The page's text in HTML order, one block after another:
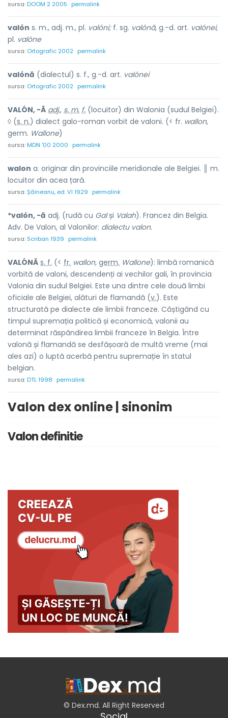
sursa:DOOM 2 2005 permalink
valón s. m., adj. m., pl. valóni;f. sg. valónă, g.-d. art. valónei,
pl. valóne
sursa: Ortografic 2002 permalink
valónă (dialectul) s. f., g.-d. art. valónei
sursa: Ortografic 2002 permalink
VALÓN, -Ă adj., s. m. f. (locuitor) din Walonia (sudul Belgiei).
◊ (s. n.) dialect galo-roman vorbit de valoni. (< fr. wallon,
germ. Wallone)
sursa:MDN '00 2000 permalink
walon a. originar din provinciile meridionale ale Belgiei. ║ m.
locuitor din acea țară.
sursa:Șăineanu, ed. VI 1929 permalink
*valón, -ă adj. (rudă cu Galși Valah). Francez din Belgia.
Adv. De Valon, al Valonilor: dialectu valon.
sursa: Scriban 1939 permalink
VALÓNĂ s. f. (< fr. wallon, germ. Wallone): limbă romanică
vorbită de valoni, descendenți ai vechilor gali, în provincia
Valonia din sudul Belgiei. Este una dintre cele două limbi
oficiale ale Belgiei, alături de flamandă (v.). Este
structurată pe dialecte ale limbii franceze. Câștigând cu
timpul supremația politică și economică, valonii au
determinat răspândirea limbii franceze în Belgia. Între
valonă și flamandă se desfășoară de multă vreme (mai
ales azi) o luptă acerbă pentru supremație în statul
belgian.
sursa:DTL 1998 permalink
Valon dex online | sinonim
Valon definitie
© Dex.md. All Right Reserved